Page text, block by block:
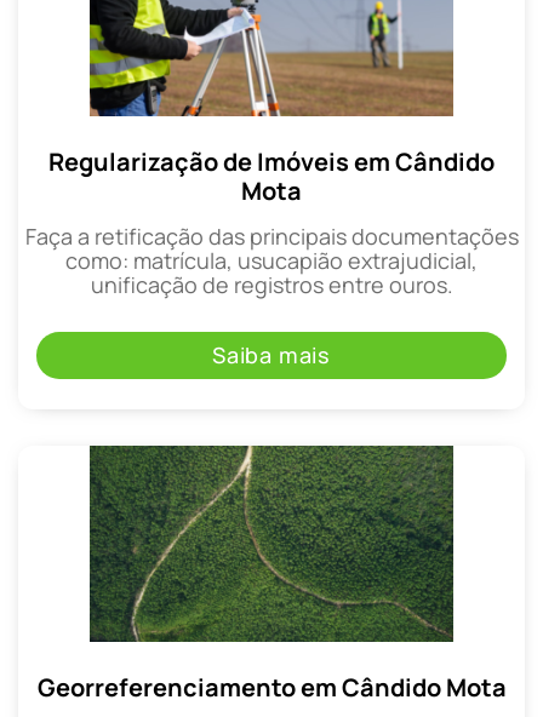
Regularização de Imóveis em Cândido
Mota
Faça a retificação das principais documentações
como: matrícula, usucapião extrajudicial,
unificação de registros entre ouros.
Saiba mais
Georreferenciamento em Cândido Mota